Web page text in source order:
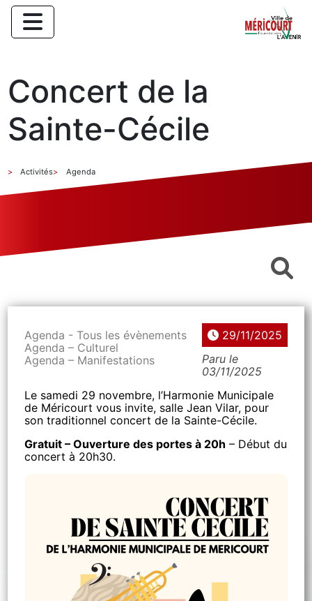
Concert de la
Sainte-Cécile
Activités Agenda
Agenda - Tous les évènements
Agenda – Culturel
Agenda – Manifestations
29/11/2025
Paru le
03/11/2025
Le samedi 29 novembre, l’Harmonie Municipale
de Méricourt vous invite, salle Jean Vilar, pour
son traditionnel concert de la Sainte-Cécile.
Gratuit – Ouverture des portes à 20h – Début du
concert à 20h30.